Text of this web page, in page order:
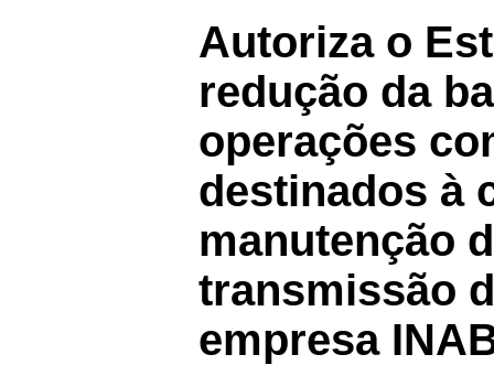
Autoriza o
redução da
operações
destinados à
manutenção
transmissão
empresa